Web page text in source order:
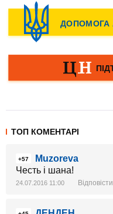
ТОП КОМЕНТАРІ
+57
Muzoreva
Честь і шана!
24.07.2016 11:00 Відповісти